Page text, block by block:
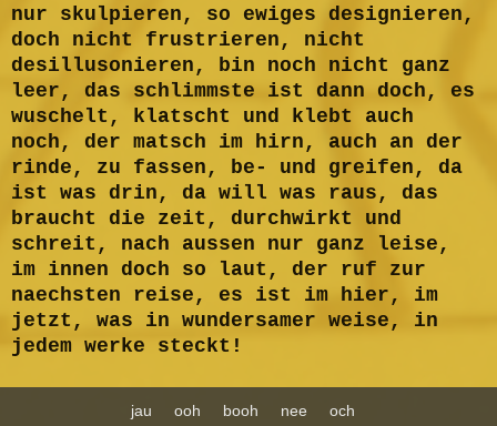
nur skulpieren, so ewiges designieren,
doch nicht frustrieren, nicht
desillusonieren, bin noch nicht ganz
leer, das schlimmste ist dann doch, es
wuschelt, klatscht und klebt auch
noch, der matsch im hirn, auch an der
rinde, zu fassen, be- und greifen, da
ist was drin, da will was raus, das
braucht die zeit, durchwirkt und
schreit, nach aussen nur ganz leise,
im innen doch so laut, der ruf zur
naechsten reise, es ist im hier, im
jetzt, was in wundersamer weise, in
jedem werke steckt!
jau ooh booh nee och